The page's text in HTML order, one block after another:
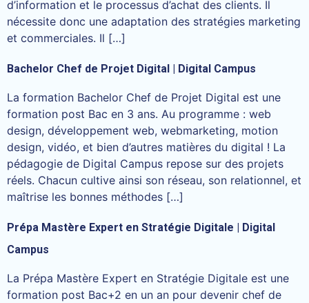
d’information et le processus d’achat des clients. Il
nécessite donc une adaptation des stratégies marketing
et commerciales. Il […]
Bachelor Chef de Projet Digital | Digital Campus
La formation Bachelor Chef de Projet Digital est une
formation post Bac en 3 ans. Au programme : web
design, développement web, webmarketing, motion
design, vidéo, et bien d’autres matières du digital ! La
pédagogie de Digital Campus repose sur des projets
réels. Chacun cultive ainsi son réseau, son relationnel, et
maîtrise les bonnes méthodes […]
Prépa Mastère Expert en Stratégie Digitale | Digital
Campus
La Prépa Mastère Expert en Stratégie Digitale est une
formation post Bac+2 en un an pour devenir chef de